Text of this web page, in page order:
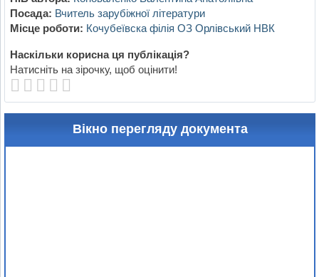
Посада: Вчитель зарубіжної літератури
Місце роботи: Кочубеївска філія ОЗ Орлівський НВК
Наскільки корисна ця публікація?
Натисніть на зірочку, щоб оцінити!
Вікно перегляду документа